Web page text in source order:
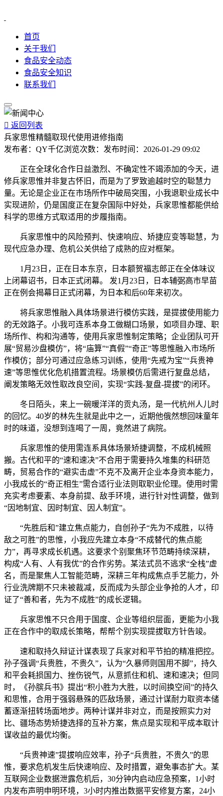
首页
关于我们
食品安全动态
食品安全知识
联系我们
 返回列表
兵家思惟精髓取现代使用进修指南
发布者： QY千亿浏览次数： 发布时间： 2026-01-29 09:02
正在全球化合作日益激烈、不确定性不竭添加的今天，进
修兵家思惟并非复古怀旧，而是为了罗致逾越时空的聪慧力
量。无论是企业正在市场所作中破局突围，小我退职业成长中
实现进阶，仍是国度正在复杂国际中好处，兵家思惟都能供给
科学的思维方式取适用的步履指南。
兵家思惟中的风险预判、快速响应、矫捷应变等聪慧，为
现代应急办理、危机公关供给了成熟的应对框架。
1月23日，正在日本东京，日本额贺福志郎正在全体味议
上闭幕诏书，日本正式闭幕。 发1月23日，日本辅弼高市早苗
正在例会揭幕日正式闭幕，为日本和后60年来初次。
将兵家思惟融入具体场景进行模仿实践，是提拔使用能力
的无效路子。小我可连系本身工做糊口场景，如项目办理、职
场所作、构和沟通等，使用兵家思惟制定策略；企业团队可开
展“贸易沙盘模仿”，将“庙算”“真假”“奇正”等思惟融入市场所
作模仿；部分可通过应急练习训练，使用“先戒为宝”“兵贵神
速”等思惟优化危机措置流程。场景模仿后需进行复盘总结，
阐发策略无效性取改良空间，实现“实践-复盘-提拔”的闭环。
冬日陌头，来上一碗暖洋洋的贡丸汤，是一代杭州人儿时
的回忆。40岁的林先生就是此中之一，近期他俄然想回味童年
时的味道，没想到连喝了一周，竟然进了病院。
兵家思惟的使用需连系具体场景矫捷调整，不成机械照
搬。古代和平的“速和速决”不合用于需要持久堆集的科研范
畴，贸易合作的“避实击虚”不克不及离开企业本身资本能力，
小我成长的“奇正相生”需合适行业法则取职业伦理。使用时需
充实考虑要素、本身前提、敌手环境，进行针对性调整，做到
“因地制宜、因时制宜、因人制宜”。
“先胜后和”建立焦点能力，自创孙子“先为不成胜，以待
敌之可胜”的思惟，小我应先建立本身“不成替代的焦点能
力”，再寻求成长机遇。这要求个别聚焦环节范畴持续深耕，
构成“人有、人有我优”的合作劣势。某法式员不逃求“全栈”虚
名，而是聚焦人工智能范畴，深耕三年构成焦点手艺能力，外
行业洗牌期不只未被裁减，反而成为头部企业争抢的人才，印
证了“善和者，先为不成胜”的成长逻辑。
兵家思惟不只合用于国度、企业等组织层面，更能为小我
正在合作中的取成长策略，帮帮个别实现提拔取方针告竣。
速和取持久辩证计谋表现了兵家对和平节拍的精准把控。
孙子强调“兵贵胜，不贵久”，认为“久暴师则国用不脚”，持久
和平会耗损国力、挫伤锐气，从意抓住和机、速和速决；但同
时，《孙膑兵书》提出“积小胜为大胜，以时间换空间”的持久
和思惟，合用于强弱悬殊的匹敌场景，通过计谋耐力取资本储
蓄逐渐扭转场面地步。两种计谋并非对立，而是按照实力对
比、疆场态势矫捷选择的互补方案，焦点是实现和平成本取计
谋收益的最优均衡。
“兵贵神速”提拔响应效率，孙子“兵贵胜，不贵久”的思
惟，要求危机发生后快速响应、及时措置，避免事态扩大。某
互联网企业数据泄露危机后，30分钟内启动应急预案，1小时
内发布声明申明环境，3小时内推出数据平安修复方案，24小